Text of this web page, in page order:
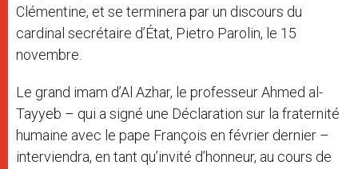
Clémentine, et se terminera par un discours du
cardinal secrétaire d’État, Pietro Parolin, le 15
novembre.
Le grand imam d’Al Azhar, le professeur Ahmed al-
Tayyeb – qui a signé une Déclaration sur la fraternité
humaine avec le pape François en février dernier –
interviendra, en tant qu’invité d’honneur, au cours de